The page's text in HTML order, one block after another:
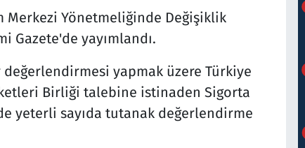
Merkezi Yönetmeliğinde Değişiklik
Gazete'de yayımlandı.
yapmak üzere Türkiye
Birliği talebine istinaden Sigorta
yeterli sayıda tutanak değerlendirme